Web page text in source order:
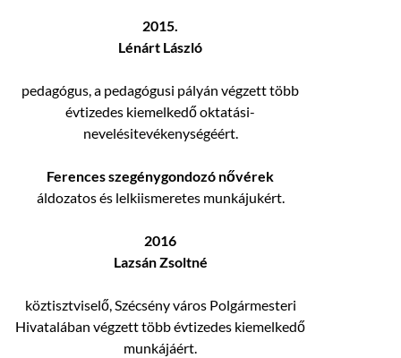
2015.
Lénárt László
pedagógus, a pedagógusi pályán végzett több
évtizedes kiemelkedő oktatási-
nevelésitevékenységéért.
Ferences szegénygondozó nővérek
áldozatos és lelkiismeretes munkájukért.
2016
Lazsán Zsoltné
köztisztviselő, Szécsény város Polgármesteri
Hivatalában végzett több évtizedes kiemelkedő
munkájáért.